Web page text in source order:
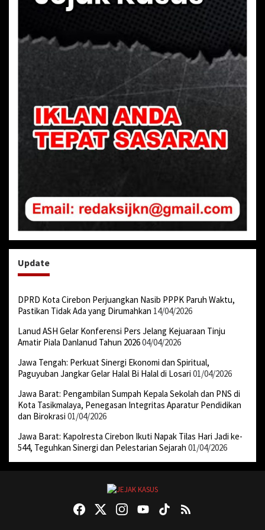
Update
DPRD Kota Cirebon Perjuangkan Nasib PPPK Paruh Waktu,
Pastikan Tidak Ada yang Dirumahkan 14/04/2026
Lanud ASH Gelar Konferensi Pers Jelang Kejuaraan Tinju
Amatir Piala Danlanud Tahun 202604/04/2026
Jawa Tengah: Perkuat Sinergi Ekonomi dan Spiritual,
Paguyuban Jangkar Gelar Halal Bi Halal di Losari 01/04/2026
Jawa Barat: Pengambilan Sumpah Kepala Sekolah dan PNS di
Kota Tasikmalaya, Penegasan Integritas Aparatur Pendidikan
dan Birokrasi 01/04/2026
Jawa Barat: Kapolresta Cirebon Ikuti Napak Tilas Hari Jadi ke-
544, Teguhkan Sinergi dan Pelestarian Sejarah 01/04/2026